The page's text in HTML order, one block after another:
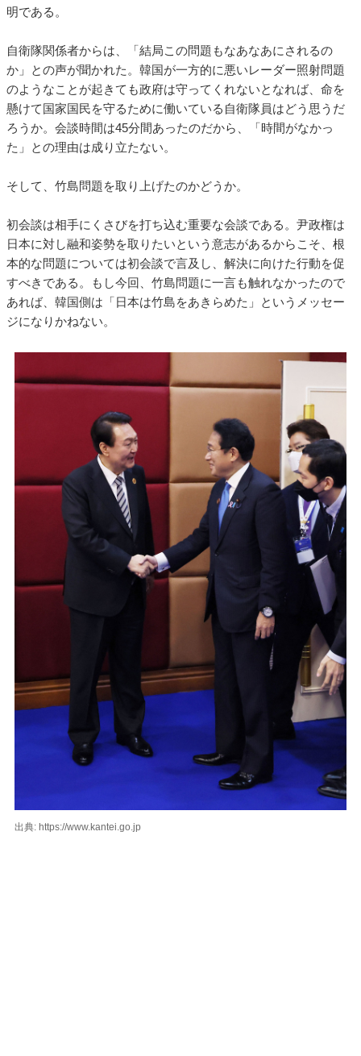
明である。
自衛隊関係者からは、「結局この問題もなあなあにされるの
か」との声が聞かれた。韓国が一方的に悪いレーダー照射問題
のようなことが起きても政府は守ってくれないとなれば、命を
懸けて国家国民を守るために働いている自衛隊員はどう思うだ
ろうか。会談時間は45分間あったのだから、「時間がなかっ
た」との理由は成り立たない。
そして、竹島問題を取り上げたのかどうか。
初会談は相手にくさびを打ち込む重要な会談である。尹政権は
日本に対し融和姿勢を取りたいという意志があるからこそ、根
本的な問題については初会談で言及し、解決に向けた行動を促
すべきである。もし今回、竹島問題に一言も触れなかったので
あれば、韓国側は「日本は竹島をあきらめた」というメッセー
ジになりかねない。
出典: https://www.kantei.go.jp